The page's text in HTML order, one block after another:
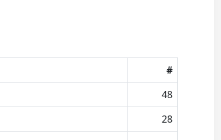
#
48
28